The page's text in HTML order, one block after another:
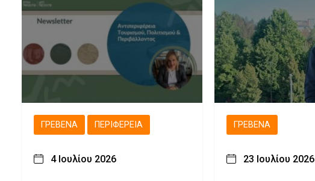
ΓΡΕΒΕΝΆ ΠΕΡΙΦΈΡΕΙΑ
4 Ιουλίου 2026
ΓΡΕΒΕΝΆ
23 Ιουλίου 2026